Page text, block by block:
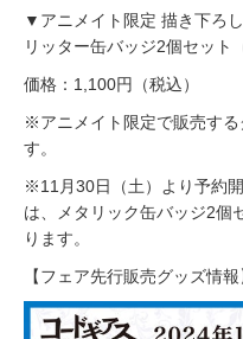
▼アニメイト限定 描き下ろ
リッター缶バッジ2個セット
価格：1,100円（税込）
※アニメイト限定で販売する
す。
※11月30日（土）より予約
は、メタリック缶バッジ2個
ります。
【フェア先行販売グッズ情報